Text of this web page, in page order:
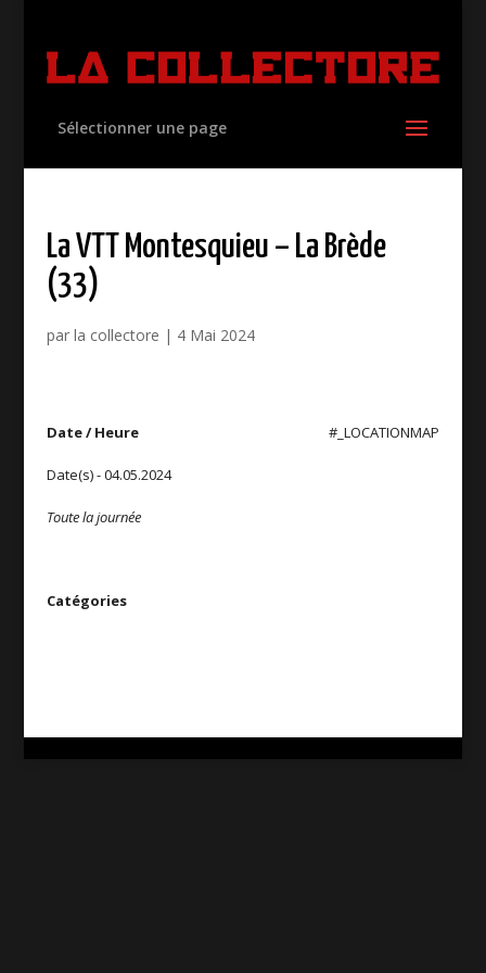
Sélectionner une page
La VTT Montesquieu – La Brède
(33)
par la collectore | 4 Mai 2024
#_LOCATIONMAP
Date / Heure
Date(s) - 04.05.2024
Toute la journée
Catégories